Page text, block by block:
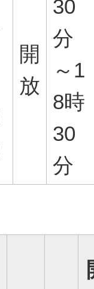
開
放
30
分
～1
8時
30
分